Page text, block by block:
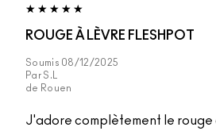
ROUGE À LÈVRE FLESHPOT
Soumis 08/12/2025
Par S.L
de Rouen
J'adore complètement le rouge